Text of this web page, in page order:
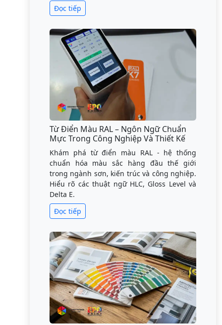
Đọc tiếp
Từ Điển Màu RAL – Ngôn Ngữ Chuẩn
Mực Trong Công Nghiệp Và Thiết Kế
Khám phá từ điển màu RAL - hệ thống
chuẩn hóa màu sắc hàng đầu thế giới
trong ngành sơn, kiến trúc và công nghiệp.
Hiểu rõ các thuật ngữ HLC, Gloss Level và
Delta E.
Đọc tiếp